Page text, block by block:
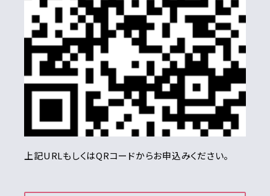
上記URLもしくはQRコードからお申込みください。